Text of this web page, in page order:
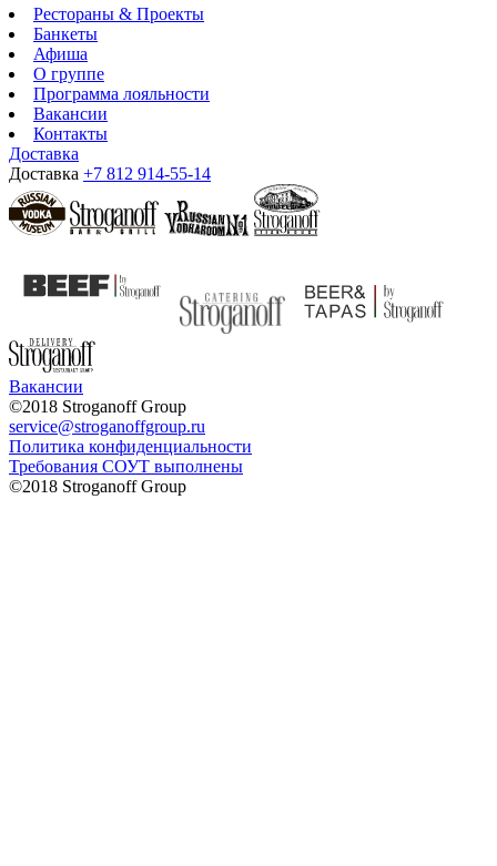
Рестораны & Проекты
Банкеты
Афиша
О группе
Программа лояльности
Вакансии
Контакты
Доставка
Доставка +7 812 914-55-14
Вакансии
©2018 Stroganoff Group
service@stroganoffgroup.ru
Политика конфиденциальности
Требования СОУТ выполнены
©2018 Stroganoff Group